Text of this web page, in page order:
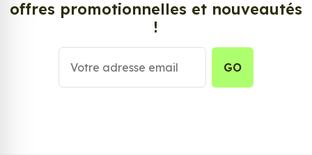
d’autocollant, d’adhésifs ou de vinyle, sont
tendances et très populaires pour décorer votre
intérieur ou votre véhicule.
offres promotionnelles et nouveautés
!
GO